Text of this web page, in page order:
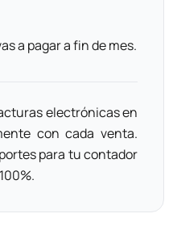
a pagar a fin de mes.
electrónicas en
con cada venta.
para tu contador